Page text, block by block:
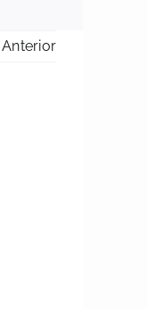
Anterior